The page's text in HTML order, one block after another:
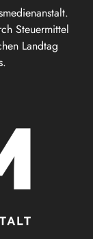
Steuermittel
Landtag